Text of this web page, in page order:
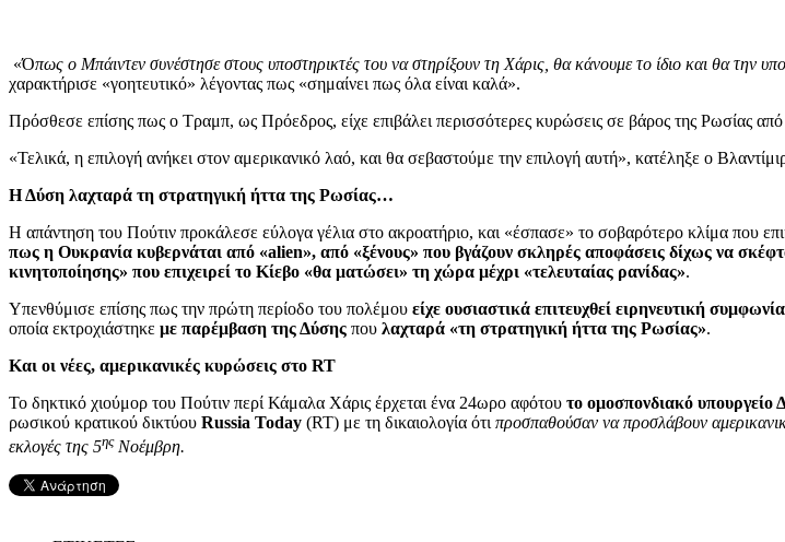
«Όπως ο Μπάιντεν συνέστησε στους υποστηρικτές του να στηρίξουν τη Χάρις, θα κάνουμε το ίδιο και θα την
χαρακτήρισε «γοητευτικό» λέγοντας πως «σημαίνει πως όλα είναι καλά».
Πρόσθεσε επίσης πως ο Τραμπ, ως Πρόεδρος, είχε επιβάλει περισσότερες κυρώσεις σε βάρος της Ρωσίας
«Τελικά, η επιλογή ανήκει στον αμερικανικό λαό, και θα σεβαστούμε την επιλογή αυτή», κατέληξε ο
Η Δύση λαχταρά τη στρατηγική ήττα της Ρωσίας…
Η απάντηση του Πούτιν προκάλεσε εύλογα γέλια στο ακροατήριο, και «έσπασε» το σοβαρότερο κλίμα που
πως η Ουκρανία κυβερνάται από «alien», από «ξένους» που βγάζουν σκληρές αποφάσεις δίχως να
κινητοποίησης» που επιχειρεί το Κίεβο «θα ματώσει» τη χώρα μέχρι «τελευταίας ρανίδας».
Υπενθύμισε επίσης πως την πρώτη περίοδο του πολέμου είχε ουσιαστικά επιτευχθεί ειρηνευτική
οποία εκτροχιάστηκε με παρέμβαση της Δύσης που λαχταρά «τη στρατηγική ήττα της Ρωσίας».
Και οι νέες, αμερικανικές κυρώσεις στο RT
Το δηκτικό χιούμορ του Πούτιν περί Κάμαλα Χάρις έρχεται ένα 24ωρο αφότου το ομοσπονδιακό υπουργείο
ρωσικού κρατικού δικτύου Russia Today (RT) με τη δικαιολογία ότι προσπαθούσαν να προσλάβουν
εκλογές της 5ηςΝοέμβρη.